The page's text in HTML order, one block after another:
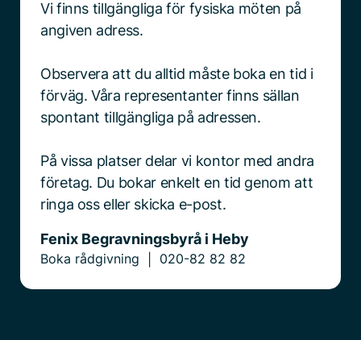
Vi finns tillgängliga för fysiska möten på
angiven adress.
Observera att du alltid måste boka en tid i
förväg. Våra representanter finns sällan
spontant tillgängliga på adressen.
På vissa platser delar vi kontor med andra
företag. Du bokar enkelt en tid genom att
ringa oss eller skicka e-post.
Fenix Begravningsbyrå i Heby
Boka rådgivning 020-82 82 82